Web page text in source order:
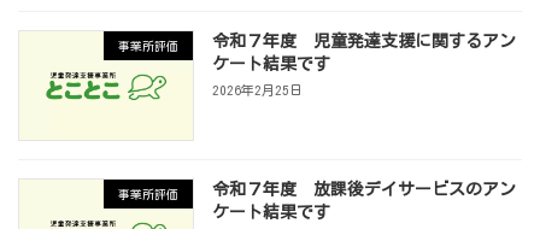
事業所評価
令和７年度 児童発達支援に関するアン
ケート結果です
2026年2月25日
事業所評価
令和７年度 放課後デイサービスのアン
ケート結果です